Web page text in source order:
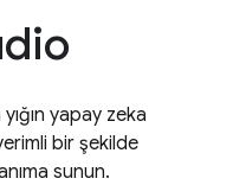
yapay zeka
bir şekilde
sunun.